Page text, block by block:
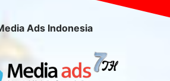
Ads Indonesia